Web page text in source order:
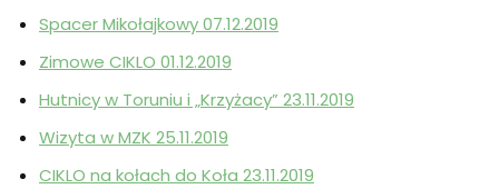
Spacer Mikołajkowy 07.12.2019
Zimowe CIKLO 01.12.2019
Hutnicy w Toruniu i „Krzyżacy” 23.11.2019
Wizyta w MZK 25.11.2019
CIKLO na kołach do Koła 23.11.2019